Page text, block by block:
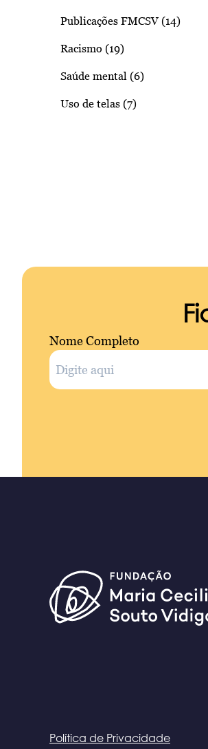
Publicações FMCSV (14)
Racismo (19)
Saúde mental (6)
Uso de telas (7)
Nome Completo
Política de Privacidade